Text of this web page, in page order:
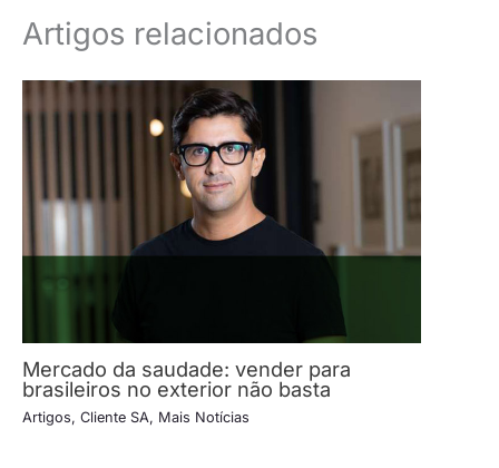
Artigos relacionados
Mercado da saudade: vender para
brasileiros no exterior não basta
Artigos, Cliente SA, Mais Notícias